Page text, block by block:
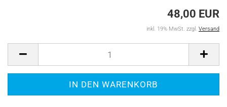
48,00 EUR
inkl. 19% MwSt. zzgl. Versand